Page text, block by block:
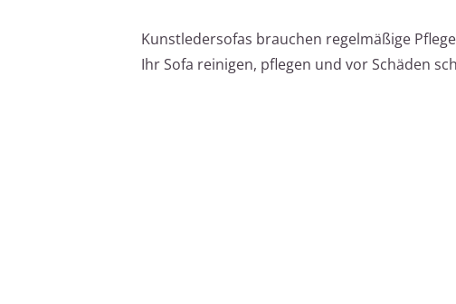
Kunstledersofas brauchen regelmäßige
Ihr Sofa reinigen, pflegen und vor Schäden